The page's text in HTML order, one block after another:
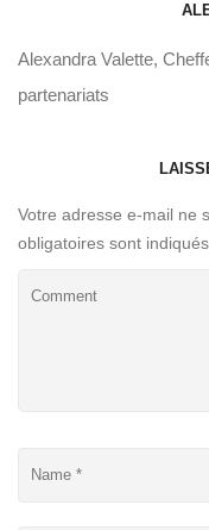
Alexandra Valette,
partenariats
Votre adresse e-mail ne
obligatoires sont